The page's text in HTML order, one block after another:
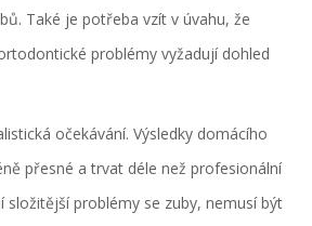
Také je potřeba vzít v úvahu, že
problémy vyžadují dohled
očekávání. Výsledky domácího
přesné a trvat déle než profesionální
složitější problémy se zuby, nemusí být